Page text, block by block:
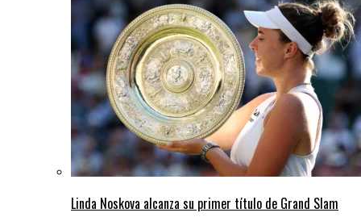
Linda Noskova alcanza su primer título de Grand Slam